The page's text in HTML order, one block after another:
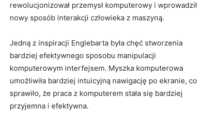
rewolucjonizował przemysł komputerowy i wprowadził
nowy sposób interakcji człowieka z maszyną.
Jedną z ⁣inspiracji Englebarta była chęć stworzenia
bardziej⁢ efektywnego sposobu manipulacji
komputerowym ⁢interfejsem. Myszka komputerowa
umożliwiła bardziej intuicyjną⁣ nawigację po ekranie, co
sprawiło, że praca z komputerem ​stała ​się bardziej
przyjemna i efektywna.